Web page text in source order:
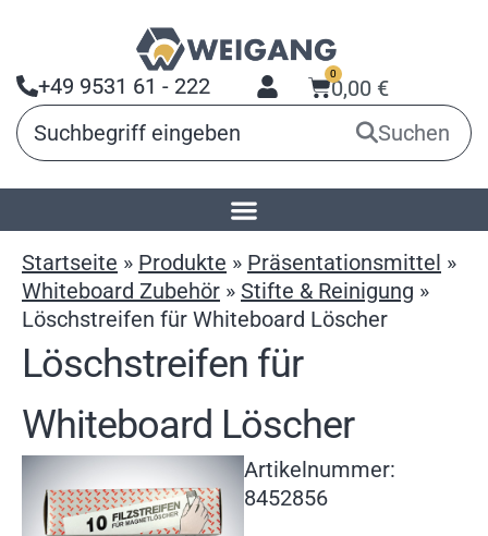
+49 9531 61 - 222 0,00 €
0
Suchen
Startseite » Produkte » Präsentationsmittel »
Whiteboard Zubehör » Stifte & Reinigung »
Löschstreifen für Whiteboard Löscher
Löschstreifen für
Whiteboard Löscher
Artikelnummer:
8452856